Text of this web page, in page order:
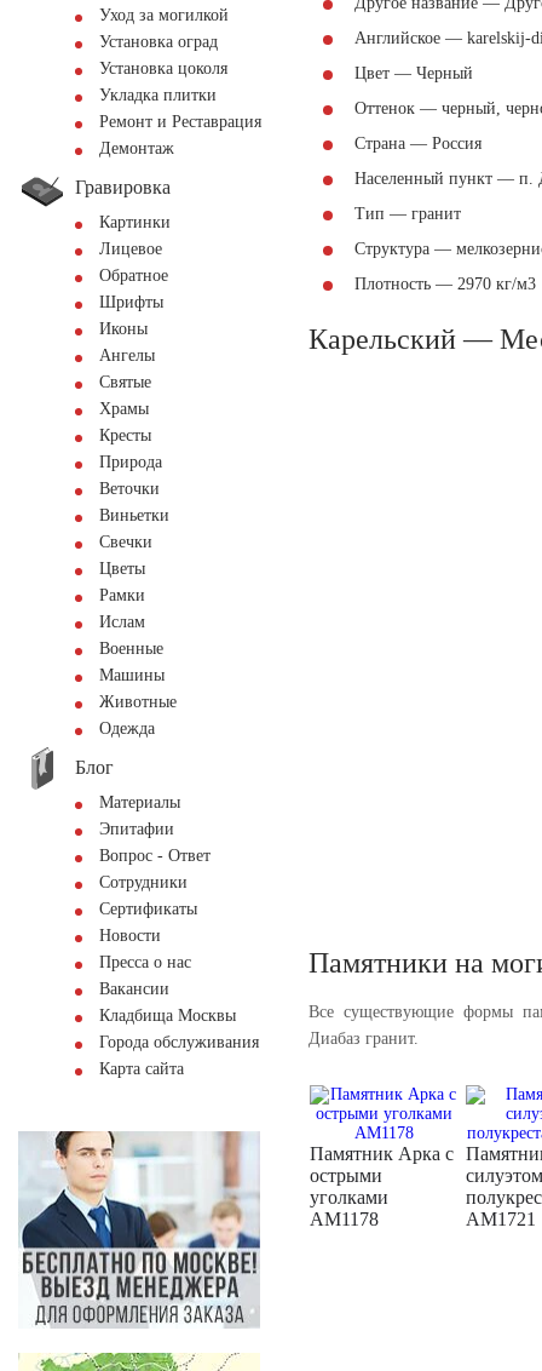
Уход за могилкой
Установка оград
Установка цоколя
Укладка плитки
Ремонт и Реставрация
Демонтаж
Гравировка
Картинки
Лицевое
Обратное
Шрифты
Иконы
Ангелы
Святые
Храмы
Кресты
Природа
Веточки
Виньетки
Свечки
Цветы
Рамки
Ислам
Военные
Машины
Животные
Одежда
Блог
Материалы
Эпитафии
Вопрос - Ответ
Сотрудники
Сертификаты
Новости
Пресса о нас
Вакансии
Кладбища Москвы
Города обслуживания
Карта сайта
Английское — karelskij-
Цвет — Черный
Оттенок — черный,
Страна — Россия
Населенный пункт — п.
Тип — гранит
Структура —
Плотность — 2970 кг/м3
Карельский —
Памятники на
Все существующие формы
Диабаз гранит.
Памятник Арка с
острыми
уголками
AM1178
силуэтом
AM1721